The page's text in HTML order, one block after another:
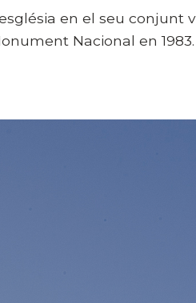
en el seu conjunt
Nacional en 1983.